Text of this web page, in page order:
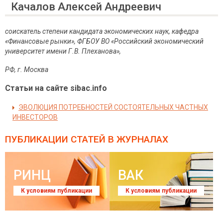
Качалов Алексей Андреевич
соискатель степени кандидата экономических наук, кафедра
«Финансовые рынки», ФГБОУ ВО «Российский экономический
университет имени Г.В. Плеханова»,
РФ, г. Москва
Статьи на сайте sibac.info
ЭВОЛЮЦИЯ ПОТРЕБНОСТЕЙ СОСТОЯТЕЛЬНЫХ ЧАСТНЫХ
ИНВЕСТОРОВ
ПУБЛИКАЦИИ СТАТЕЙ В ЖУРНАЛАХ
РИНЦ
К условиям публикации
ВАК
К условиям публикации